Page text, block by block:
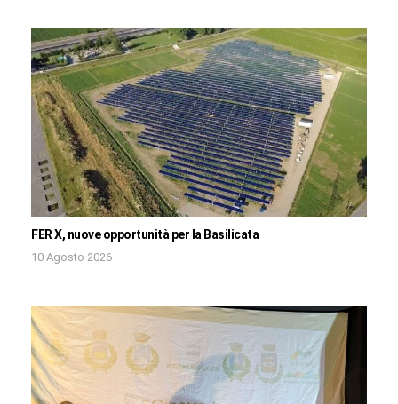
FER X, nuove opportunità per la Basilicata
10 Agosto 2026